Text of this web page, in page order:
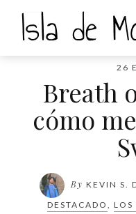
26
Breath
cómo
By KEVIN S.
DESTACADO , LOS